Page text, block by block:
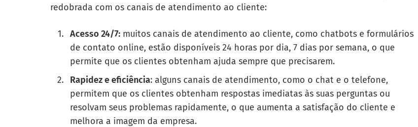
redobrada com os canais de atendimento ao cliente:
Acesso 24/7: muitos canais de atendimento ao cliente, como chatbots e formulários
de contato online, estão disponíveis 24 horas por dia, 7 dias por semana, o que
permite que os clientes obtenham ajuda sempre que precisarem.
Rapidez e eficiência: alguns canais de atendimento, como o chat e o telefone,
permitem que os clientes obtenham respostas imediatas às suas perguntas ou
resolvam seus problemas rapidamente, o que aumenta a satisfação do cliente e
melhora a imagem da empresa.